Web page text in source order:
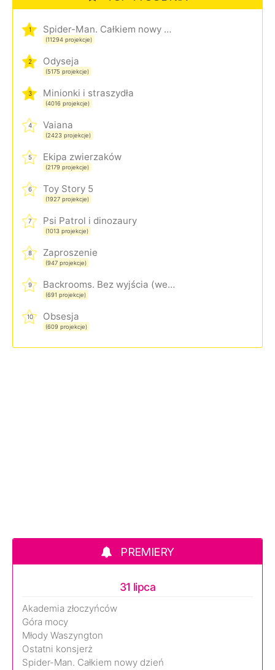
1 Spider-Man. Całkiem nowy dzień
(11294 projekcje)
2 Odyseja
(5175 projekcje)
3 Minionki i straszydła
(4016 projekcje)
4 Vaiana
(2423 projekcje)
5 Ekipa zwierzaków
(2179 projekcje)
6 Toy Story 5
(1927 projekcje)
7 Psi Patrol i dinozaury
(1013 projekcje)
8 Zaproszenie
(947 projekcje)
9 Backrooms. Bez wyjścia (wersja rozszerzona)
(691 projekcje)
10 Obsesja
(609 projekcje)
PREMIERY
31 lipca
Akademia złoczyńców
Góra mocy
Młody Waszyngton
Ostatni konsjerż
Spider-Man. Całkiem nowy dzień